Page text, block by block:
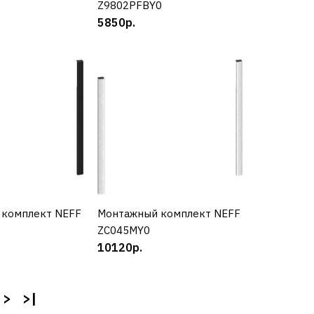
SMSC01
Z9802PFBY0
5850р.
NEFF
КУПИТЬ
Монтажный комплект NEFF
ZC045MY0
10120р.
> >|